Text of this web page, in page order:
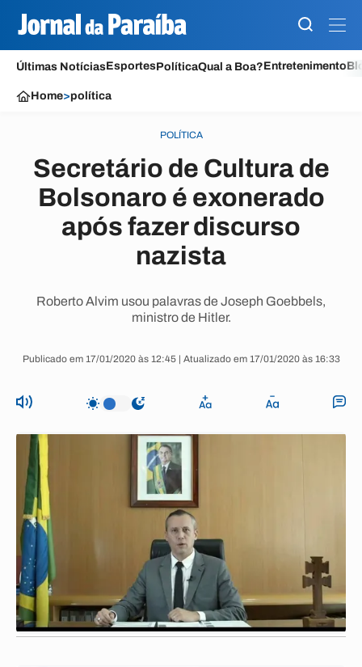
Últimas NotíciasEsportesPolíticaQual a Boa?Entretenimento
Home>política
POLÍTICA
Secretário de Cultura de
Bolsonaro é exonerado
após fazer discurso
nazista
Roberto Alvim usou palavras de Joseph Goebbels,
ministro de Hitler.
Publicado em 17/01/2020 às 12:45 | Atualizado em 17/01/2020 às 16:33